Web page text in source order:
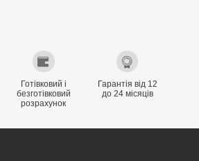
Готівковий і
безготівковий
розрахунок
Гарантія від 12
до 24 місяців